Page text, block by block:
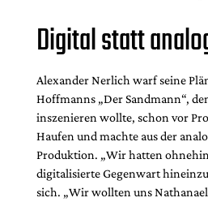
Digital statt
Alexander Nerlich warf seine
Hoffmanns „Der Sandmann“,
inszenieren wollte, schon vor
Haufen und machte aus der
Produktion. „Wir hatten
digitalisierte Gegenwart
sich. „Wir wollten uns